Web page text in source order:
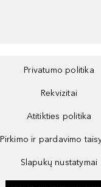
Privatumo politika
Rekvizitai
Atitikties politika
Pirkimo ir pardavimo
Slapukų nustatymai